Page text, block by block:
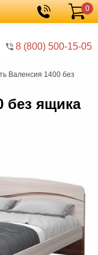
8 (800) 500-15-05
Корзина
0
Валенсия 1400 без
без ящика